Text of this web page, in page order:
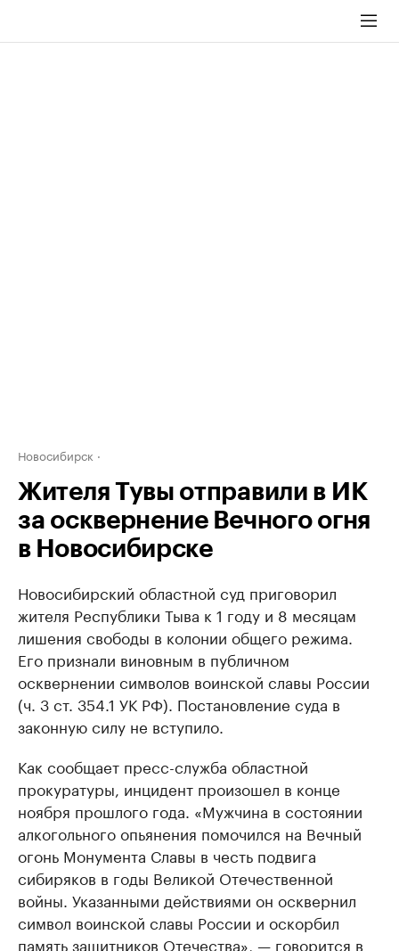
Новосибирск
Жителя Тувы отправили в ИК
за осквернение Вечного огня
в Новосибирске
Новосибирский областной суд приговорил
жителя Республики Тыва к 1 году и 8 месяцам
лишения свободы в колонии общего режима.
Его признали виновным в публичном
осквернении символов воинской славы России
(ч. 3 ст. 354.1 УК РФ). Постановление суда в
законную силу не вступило.
Как сообщает пресс-служба областной
прокуратуры, инцидент произошел в конце
ноября прошлого года. «Мужчина в состоянии
алкогольного опьянения помочился на Вечный
огонь Монумента Славы в честь подвига
сибиряков в годы Великой Отечественной
войны. Указанными действиями он осквернил
символ воинской славы России и оскорбил
память защитников Отечества», — говорится в